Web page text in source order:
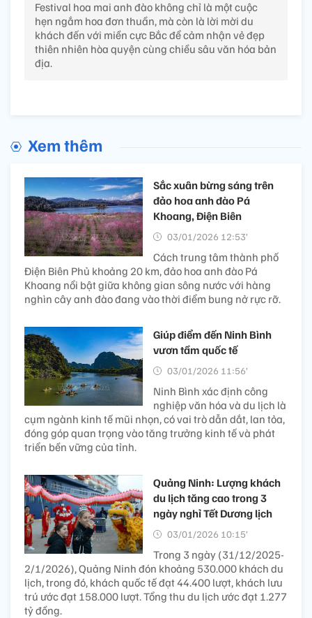
Festival hoa mai anh đào không chỉ là một cuộc
hẹn ngắm hoa đơn thuần, mà còn là lời mời du
khách đến với miền cực Bắc để cảm nhận vẻ đẹp
thiên nhiên hòa quyện cùng chiều sâu văn hóa bản
địa.
Xem thêm
Sắc xuân bừng sáng trên
đảo hoa anh đào Pá
Khoang, Điện Biên
03/01/2026 12:53’
Cách trung tâm thành phố
Điện Biên Phủ khoảng 20 km, đảo hoa anh đào Pá
Khoang nổi bật giữa không gian sông nước với hàng
nghìn cây anh đào đang vào thời điểm bung nở rực rỡ.
Giúp điểm đến Ninh Bình
vươn tầm quốc tế
03/01/2026 11:56’
Ninh Bình xác định công
nghiệp văn hóa và du lịch là
cụm ngành kinh tế mũi nhọn, có vai trò dẫn dắt, lan tỏa,
đóng góp quan trọng vào tăng trưởng kinh tế và phát
triển bền vững của tỉnh.
Quảng Ninh: Lượng khách
du lịch tăng cao trong 3
ngày nghỉ Tết Dương lịch
03/01/2026 10:15’
Trong 3 ngày (31/12/2025-
2/1/2026), Quảng Ninh đón khoảng 530.000 khách du
lịch, trong đó, khách quốc tế đạt 44.400 lượt, khách lưu
trú ước đạt 158.000 lượt. Tổng thu du lịch ước đạt 1.277
tỷ đồng.